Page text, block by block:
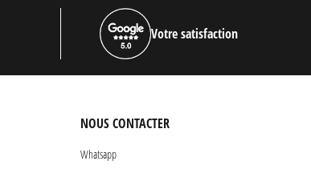
Votre satisfaction
NOUS CONTACTER
Whatsapp